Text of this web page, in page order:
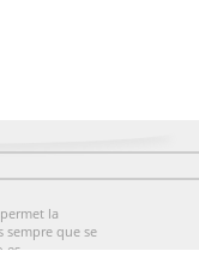
la
sempre que se
es